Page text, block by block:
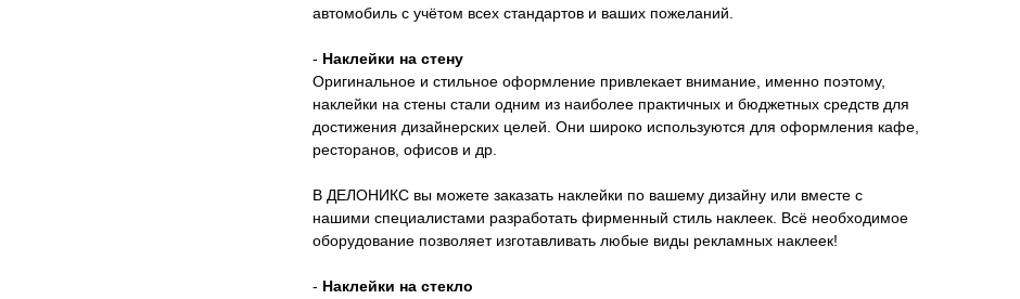
автомобиль с учётом всех стандартов и ваших пожеланий.
- Наклейки на стену
Оригинальное и стильное оформление привлекает внимание, именно поэтому,
наклейки на стены стали одним из наиболее практичных и бюджетных средств для
достижения дизайнерских целей. Они широко используются для оформления кафе,
ресторанов, офисов и др.
В ДЕЛОНИКС вы можете заказать наклейки по вашему дизайну или вместе с
нашими специалистами разработать фирменный стиль наклеек. Всё необходимое
оборудование позволяет изготавливать любые виды рекламных наклеек!
- Наклейки на стекло